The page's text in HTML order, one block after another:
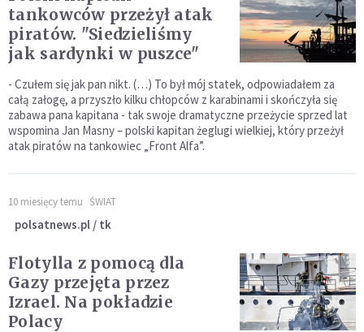
tankowców przeżył atak
piratów. "Siedzieliśmy
jak sardynki w puszce"
- Czułem się jak pan nikt. (…) To był mój statek, odpowiadałem za
całą załogę, a przyszło kilku chłopców z karabinami i skończyła się
zabawa pana kapitana - tak swoje dramatyczne przeżycie sprzed lat
wspomina Jan Masny – polski kapitan żeglugi wielkiej, który przeżył
atak piratów na tankowiec „Front Alfa”.
10 miesięcy temu ŚWIAT
polsatnews.pl / tk
Flotylla z pomocą dla
Gazy przejęta przez
Izrael. Na pokładzie
Polacy